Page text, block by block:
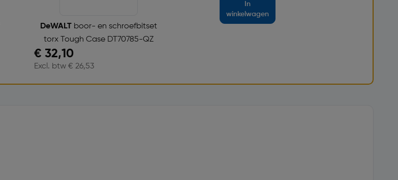
DeWALT boor- en schroefbitset
torx Tough Case DT70785-QZ
€ 32,10
Excl. btw € 26,53
In
winkelwagen